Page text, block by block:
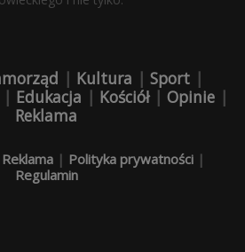
| Kultura | Sport |
| Edukacja | Kościół| Opinie |
Reklama
Reklama| Polityka prywatności|
Regulamin